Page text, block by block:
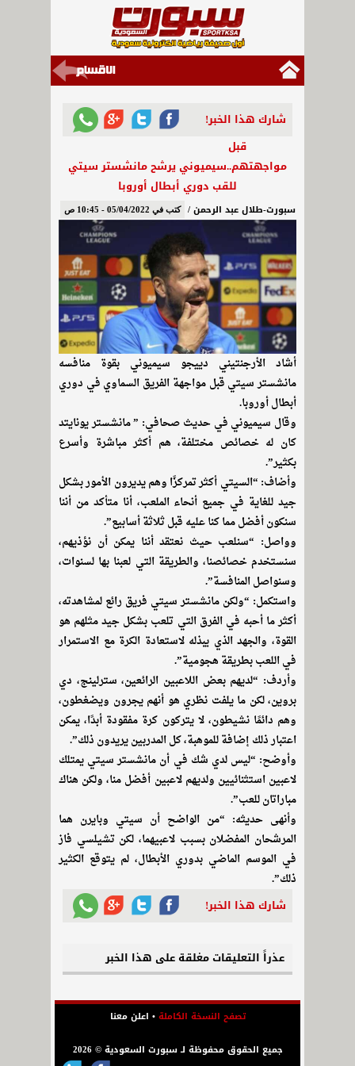
شارك هذا الخبر!
قبل
مواجهتهم..سيميوني يرشح مانشستر سيتي
للقب دوري أبطال أوروبا
سبورت-طلال عبد الرحمن / كتب في 05/04/2022 - 10:45 ص
أشاد الأرجنتيني دييجو سيميوني بقوة منافسه
مانشستر سيتي قبل مواجهة الفريق السماوي في دوري
أبطال أوروبا.
وقال سيميوني في حديث صحافي: ” مانشستر يونايتد
كان له خصائص مختلفة، هم أكثر مباشرة وأسرع
بكثير”.
وأضاف: “السيتي أكثر تمركزًا وهم يديرون الأمور بشكل
جيد للغاية في جميع أنحاء الملعب، أنا متأكد من أننا
سنكون أفضل مما كنا عليه قبل ثلاثة أسابيع”.
وواصل: “سنلعب حيث نعتقد أننا يمكن أن نؤذيهم،
سنستخدم خصائصنا، والطريقة التي لعبنا بها لسنوات،
وسنواصل المنافسة”.
واستكمل: “ولكن مانشستر سيتي فريق رائع لمشاهدته،
أكثر ما أحبه في الفرق التي تلعب بشكل جيد مثلهم هو
القوة، والجهد الذي يبذله لاستعادة الكرة مع الاستمرار
في اللعب بطريقة هجومية”.
وأردف: “لديهم بعض اللاعبين الرائعين، سترلينج، دي
بروين، لكن ما يلفت نظري هو أنهم يجرون ويضغطون،
وهم دائمًا نشيطون، لا يتركون كرة مفقودة أبدًا، يمكن
اعتبار ذلك إضافة للموهبة، كل المدربين يريدون ذلك”.
وأوضح: “ليس لدي شك في أن مانشستر سيتي يمتلك
لاعبين استثنائيين ولديهم لاعبين أفضل منا، ولكن هناك
مباراتان للعب”.
وأنهى حديثه: “من الواضح أن سيتي وبايرن هما
المرشحان المفضلان بسبب لاعبيهما، لكن تشيلسي فاز
في الموسم الماضي بدوري الأبطال، لم يتوقع الكثير
ذلك”.
شارك هذا الخبر!
عذراً التعليقات مغلقة على هذا الخبر
تصفح النسخة الكاملة• اعلن معنا
جميع الحقوق محفوظة لـ سبورت السعودية © 2026